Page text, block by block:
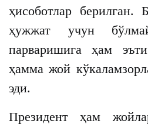
ҳисоботлар берилган.
ҳужжат учун
парваришига ҳам
ҳамма жой
эди.
Президент ҳам